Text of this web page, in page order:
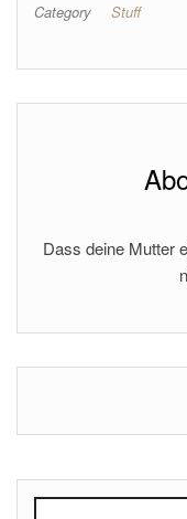
Category Stuff
Dass deine Mutter